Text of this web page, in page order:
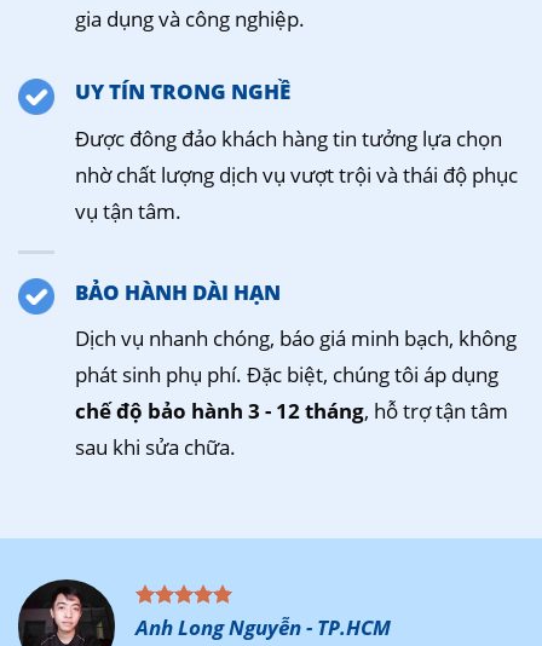
gia dụng và công nghiệp.
UY TÍN TRONG NGHỀ
Được đông đảo khách hàng tin tưởng lựa chọn
nhờ chất lượng dịch vụ vượt trội và thái độ phục
vụ tận tâm.
BẢO HÀNH DÀI HẠN
Dịch vụ nhanh chóng, báo giá minh bạch, không
phát sinh phụ phí. Đặc biệt, chúng tôi áp dụng
chế độ bảo hành 3 - 12 tháng, hỗ trợ tận tâm
sau khi sửa chữa.
Anh Long Nguyễn - TP.HCM